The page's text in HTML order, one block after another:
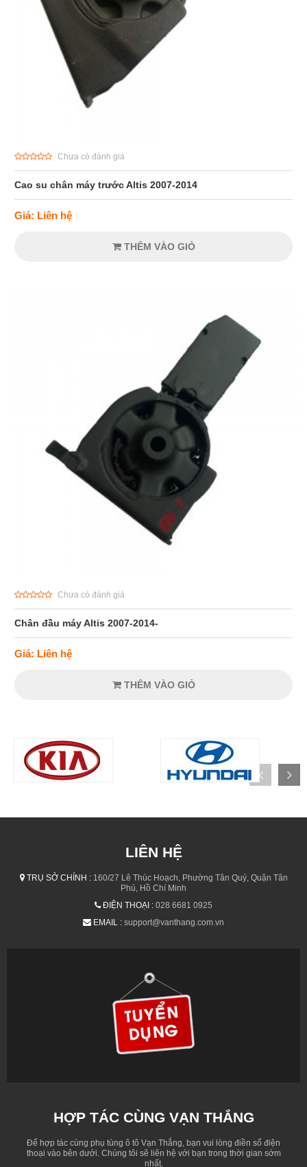
Chưa có đánh giá
Cao su chân máy trước Altis 2007-2014
Giá: Liên hệ
THÊM VÀO GIỎ
Chưa có đánh giá
Chân đầu máy Altis 2007-2014-
Giá: Liên hệ
THÊM VÀO GIỎ
LIÊN HỆ
TRỤ SỞ CHÍNH :160/27 Lê Thúc Hoạch, Phường Tân Quý, Quận Tân
Phú, Hồ Chí Minh
ĐIỆN THOẠI : 028 6681 0925
EMAIL : support@vanthang.com.vn
HỢP TÁC CÙNG VẠN THẮNG
Để hợp tác cùng phụ tùng ô tô Vạn Thắng, bạn vui lòng điền số điện
thoại vào bên dưới. Chúng tôi sẽ liên hệ với bạn trong thời gian sớm
nhất.